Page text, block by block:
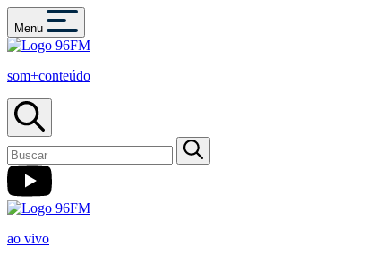
Menu
som+conteúdo
ao vivo